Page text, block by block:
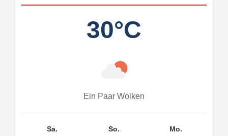
30°C
Ein Paar Wolken
Sa. So. Mo.